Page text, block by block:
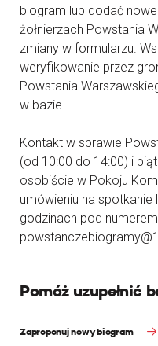
biogram lub dodać
żołnierzach Powstania
zmiany w formularzu.
weryfikowanie przez
Powstania
w bazie.
Kontakt w sprawie
(od 10:00 do 14:00) i
osobiście w Pokoju
umówieniu na spotkanie
godzinach pod
Pomóż uzupełnić
Zaproponuj nowy biogram